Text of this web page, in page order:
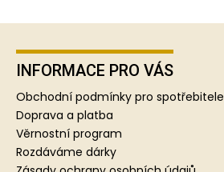
INFORMACE PRO VÁS
Obchodní podmínky pro spotřebitele
Doprava a platba
Věrnostní program
Rozdáváme dárky